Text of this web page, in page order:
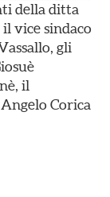
della ditta
vice sindaco
gli
il
Corica